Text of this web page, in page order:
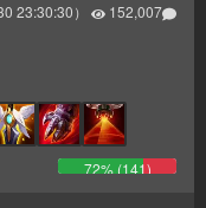
23:30:30）
152,007
72% (141)